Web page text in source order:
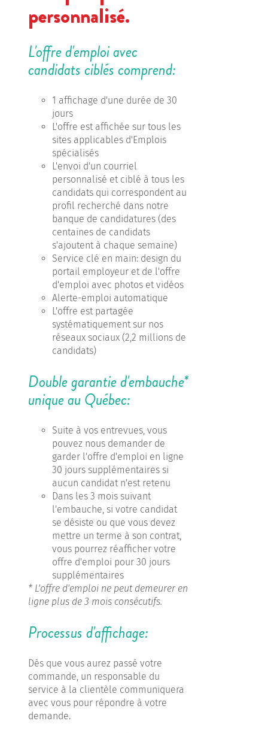
personnalisé.
L'offre d'emploi avec
candidats ciblés comprend:
1 affichage d'une durée de 30
jours
L'offre est affichée sur tous les
sites applicables d'Emplois
spécialisés
L'envoi d'un courriel
personnalisé et ciblé à tous les
candidats qui correspondent au
profil recherché dans notre
banque de candidatures (des
centaines de candidats
s'ajoutent à chaque semaine)
Service clé en main: design du
portail employeur et de l'offre
d'emploi avec photos et vidéos
Alerte-emploi automatique
L'offre est partagée
systématiquement sur nos
réseaux sociaux (2,2 millions de
candidats)
Double garantie d'embauche*
unique au Québec:
Suite à vos entrevues, vous
pouvez nous demander de
garder l'offre d'emploi en ligne
30 jours supplémentaires si
aucun candidat n'est retenu
Dans les 3 mois suivant
l'embauche, si votre candidat
se désiste ou que vous devez
mettre un terme à son contrat,
vous pourrez réafficher votre
offre d'emploi pour 30 jours
supplémentaires
* L'offre d'emploi ne peut demeurer en
ligne plus de 3 mois consécutifs.
Processus d'affichage:
Dès que vous aurez passé votre
commande, un responsable du
service à la clientèle communiquera
avec vous pour répondre à votre
demande.